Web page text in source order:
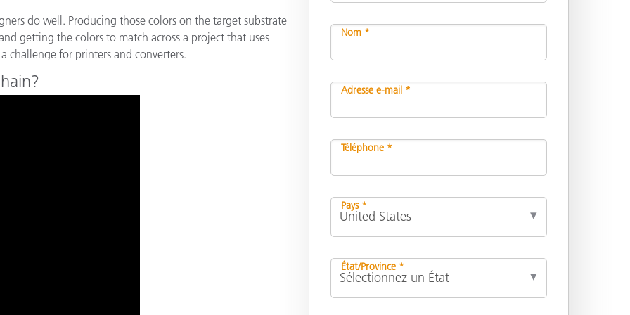
Papier
Matériaux de Construction
do well. Producing those colors on the target substrate
getting the colors to match across a project that uses
challenge for printers and converters.
Nom *
Adresse e-mail *
Téléphone *
Pays *
État/Province *